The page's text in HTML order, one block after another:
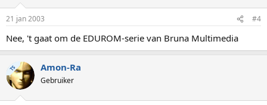
21 jan 2003 #4
Nee, 't gaat om de EDUROM-serie van Bruna Multimedia
TS Amon-Ra
Gebruiker